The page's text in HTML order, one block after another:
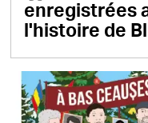
enregistrées
l'histoire de